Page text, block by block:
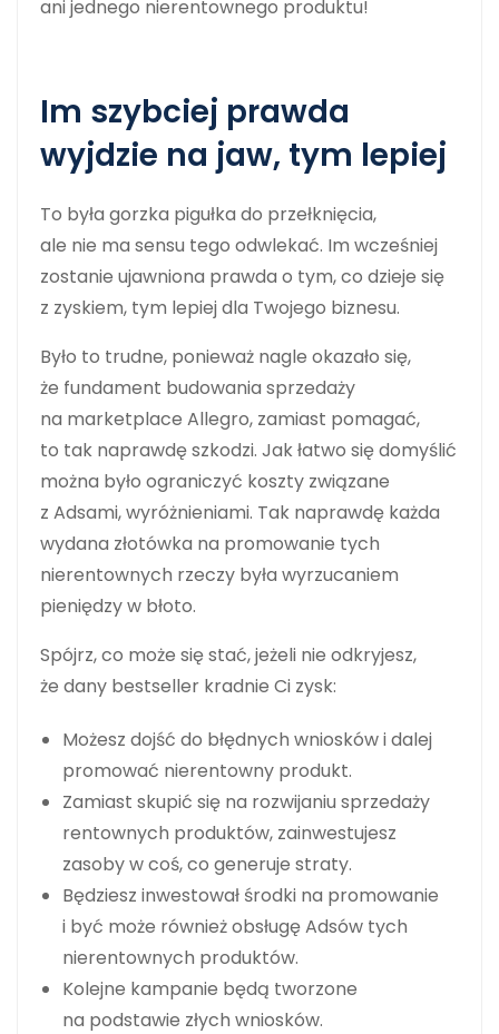
ani jednego nierentownego produktu!
Im szybciej prawda
wyjdzie na jaw, tym lepiej
To była gorzka pigułka do przełknięcia,
ale nie ma sensu tego odwlekać. Im wcześniej
zostanie ujawniona prawda o tym, co dzieje się
z zyskiem, tym lepiej dla Twojego biznesu.
Było to trudne, ponieważ nagle okazało się,
że fundament budowania sprzedaży
na marketplace Allegro, zamiast pomagać,
to tak naprawdę szkodzi. Jak łatwo się domyślić
można było ograniczyć koszty związane
z Adsami, wyróżnieniami. Tak naprawdę każda
wydana złotówka na promowanie tych
nierentownych rzeczy była wyrzucaniem
pieniędzy w błoto.
Spójrz, co może się stać, jeżeli nie odkryjesz,
że dany bestseller kradnie Ci zysk:
Możesz dojść do błędnych wniosków i dalej
promować nierentowny produkt.
Zamiast skupić się na rozwijaniu sprzedaży
rentownych produktów, zainwestujesz
zasoby w coś, co generuje straty.
Będziesz inwestował środki na promowanie
i być może również obsługę Adsów tych
nierentownych produktów.
Kolejne kampanie będą tworzone
na podstawie złych wniosków.